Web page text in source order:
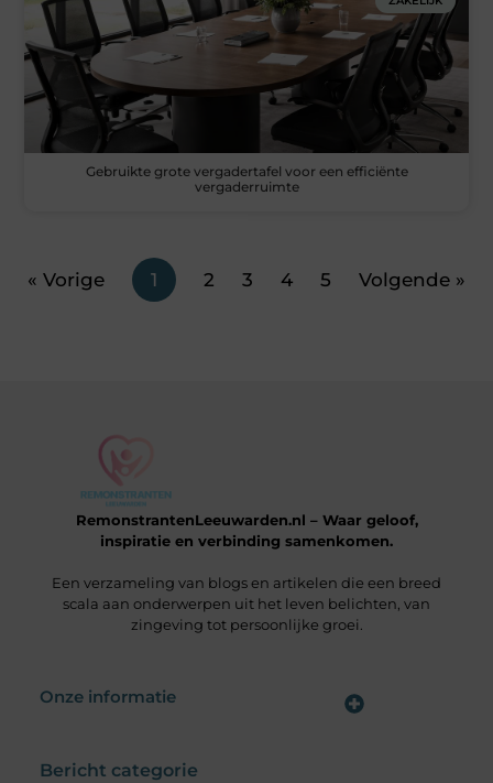
Gebruikte grote vergadertafel voor een efficiënte
vergaderruimte
« Vorige 1 2 3 4 5 Volgende »
RemonstrantenLeeuwarden.nl – Waar geloof,
inspiratie en verbinding samenkomen.
Een verzameling van blogs en artikelen die een breed
scala aan onderwerpen uit het leven belichten, van
zingeving tot persoonlijke groei.
Onze informatie
Bericht categorie